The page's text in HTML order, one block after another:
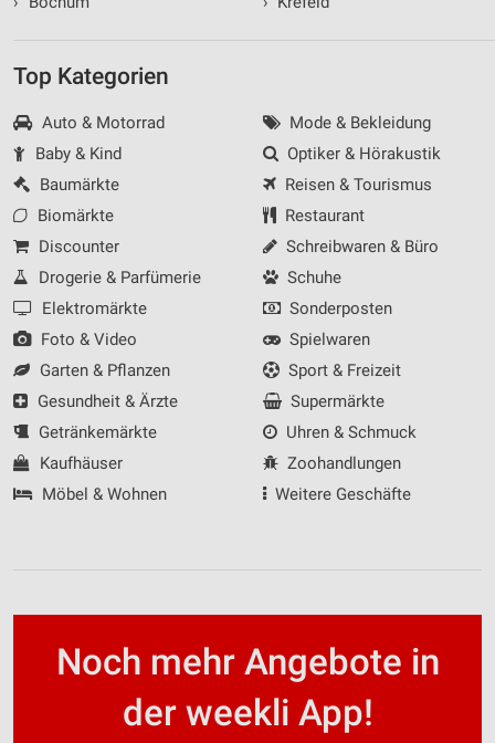
Top Kategorien
Auto & Motorrad
Baby & Kind
Baumärkte
Biomärkte
Discounter
Drogerie & Parfümerie
Elektromärkte
Foto & Video
Garten & Pflanzen
Gesundheit & Ärzte
Getränkemärkte
Kaufhäuser
Möbel & Wohnen
Mode & Bekleidung
Optiker & Hörakustik
Reisen & Tourismus
Restaurant
Schreibwaren & Büro
Schuhe
Sonderposten
Spielwaren
Sport & Freizeit
Supermärkte
Uhren & Schmuck
Zoohandlungen
Weitere Geschäfte
Noch mehr Angebote in
der weekli App!